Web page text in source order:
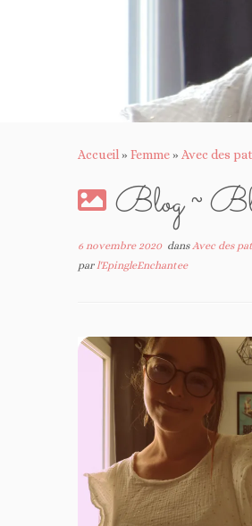
Accueil » Femme» Avec des
Blog ~
6 novembre 2020dans Avec des
par l'EpingleEnchantee